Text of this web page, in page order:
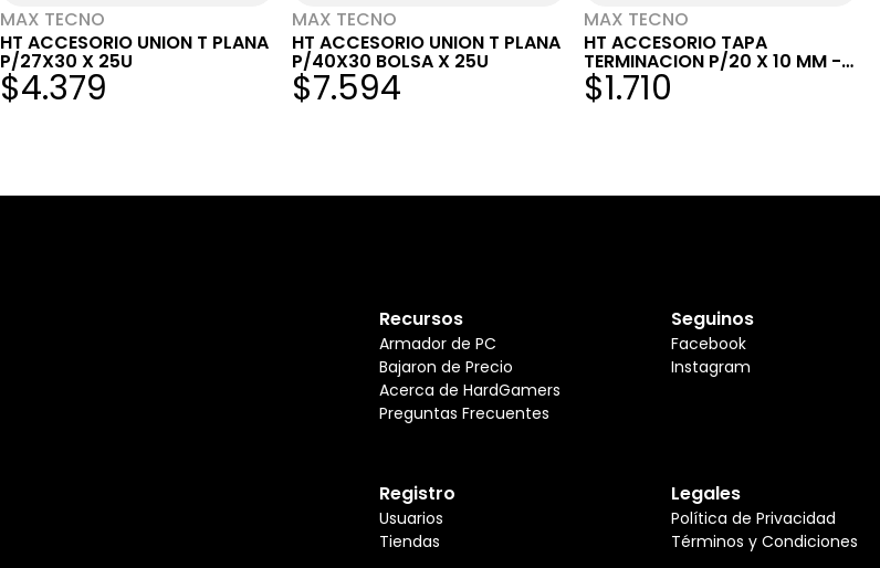
MAX TECNO
HT ACCESORIO UNION T PLANA
P/27X30 X 25U
$4.379
MAX TECNO
HT ACCESORIO UNION T PLANA
P/40X30 BOLSA X 25U
$7.594
MAX TECNO
HT ACCESORIO TAPA
TERMINACION P/20 X 10 MM -
X25U
$1.710
Recursos
Armador de PC
Bajaron de Precio
Acerca de HardGamers
Preguntas Frecuentes
Seguinos
Facebook
Instagram
Registro
Usuarios
Tiendas
Legales
Política de Privacidad
Términos y Condiciones